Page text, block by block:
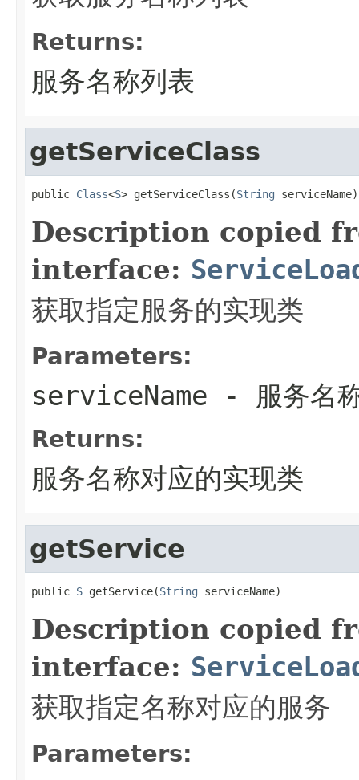
Returns:
服务名称列表
getServiceClass
public Class<S> getServiceClass(String serviceName)
Description copied
interface:
获取指定服务的实现类
Parameters:
serviceName - 服务名
Returns:
服务名称对应的实现类
getService
public S getService(String serviceName)
Description copied
interface:
获取指定名称对应的服务
Parameters: